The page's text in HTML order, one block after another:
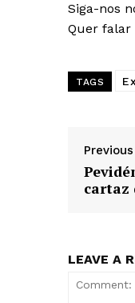
Siga-nos
Quer falar
TAGS
cartaz
LEAVE A